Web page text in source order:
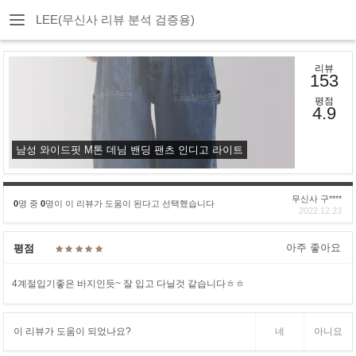
LEE(무신사 리뷰 분석 검증용)
남성 와이드핏 M톤 데님 밴딩 팬츠 인디고 라이트
리뷰
153
평점
4.9
0명 중 0명이 이 리뷰가 도움이 된다고 선택했습니다
무신사 구****
2022.12.23
평점 아주 좋아요
4계절입기좋은 바지인듯~ 잘 입고 다닐것 같습니다ㅎㅎ
이 리뷰가 도움이 되었나요? 네 아니요